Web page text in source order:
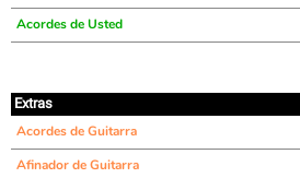
Acordes de Usted
Extras
Acordes de Guitarra
Afinador de Guitarra